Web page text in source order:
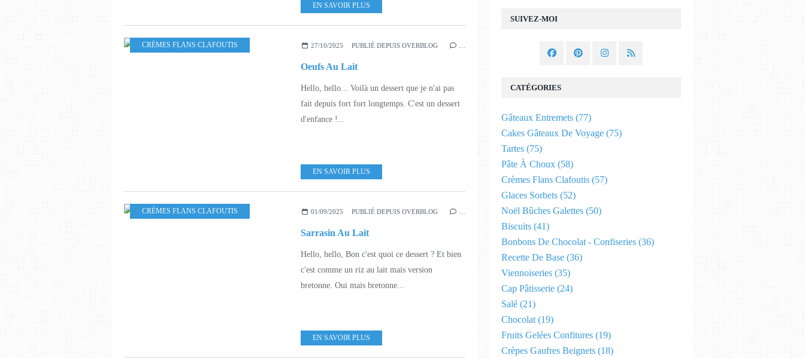
EN SAVOIR PLUS
CRÈMES FLANS CLAFOUTIS 27/10/2025 PUBLIÉ DEPUIS OVERBLOG
Oeufs Au Lait
Hello, hello... Voilà un dessert que je n'ai pas
fait depuis fort fort longtemps. C'est un dessert
d'enfance !...
EN SAVOIR PLUS
CRÈMES FLANS CLAFOUTIS 01/09/2025 PUBLIÉ DEPUIS OVERBLOG
Sarrasin Au Lait
Hello, hello, Bon c'est quoi ce dessert ? Et bien
c'est comme un riz au lait mais version
bretonne. Oui mais bretonne...
EN SAVOIR PLUS
SUIVEZ-MOI
CATÉGORIES
Gâteaux Entremets (77)
Cakes Gâteaux De Voyage (75)
Tartes (75)
Pâte À Choux (58)
Crèmes Flans Clafoutis (57)
Glaces Sorbets (52)
Noël Bûches Galettes (50)
Biscuits (41)
Bonbons De Chocolat - Confiseries (36)
Recette De Base (36)
Viennoiseries (35)
Cap Pâtisserie (24)
Salé (21)
Chocolat (19)
Fruits Gelées Confitures (19)
Crèpes Gaufres Beignets (18)